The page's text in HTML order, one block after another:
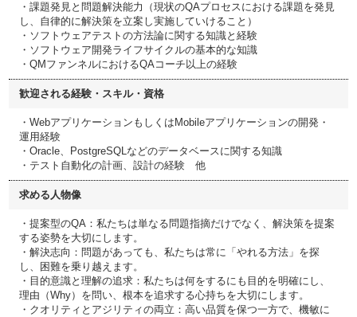
・課題発見と問題解決能力（現状のQAプロセスにおける課題を発見
し、自律的に解決策を立案し実施していけること）
・ソフトウェアテストの方法論に関する知識と経験
・ソフトウェア開発ライフサイクルの基本的な知識
・QMファンネルにおけるQAコーチ以上の経験
歓迎される経験・スキル・資格
・WebアプリケーションもしくはMobileアプリケーションの開発・
運用経験
・Oracle、PostgreSQLなどのデータベースに関する知識
・テスト自動化の計画、設計の経験 他
求める人物像
・提案型のQA：私たちは単なる問題指摘だけでなく、解決策を提案
する姿勢を大切にします。
・解決志向：問題があっても、私たちは常に「やれる方法」を探
し、困難を乗り越えます。
・目的意識と理解の追求：私たちは何をするにも目的を明確にし、
理由（Why）を問い、根本を追求する心持ちを大切にします。
・クオリティとアジリティの両立：高い品質を保つ一方で、機敏に